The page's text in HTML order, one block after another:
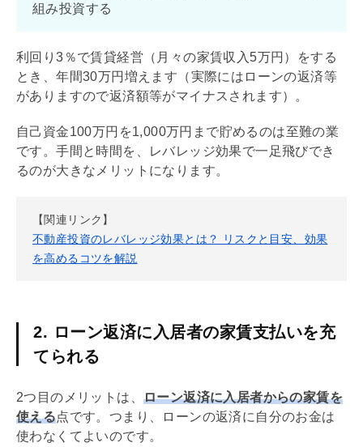
組み投資する
利回り3％で賃貸経営（月々の家賃収入5万円）をする
とき、年間30万円増えます（実際にはローンの返済等
がありますので返済額等がマイナスされます）。
自己資金100万円を1,000万円まで貯めるのは至難の業
です。手間と時間を、
レバレッジ効果で一足飛びでき
るのが大きなメリットになります。
【関連リンク】
不動産投資のレバレッジ効果とは？ リスクと目安、効果
を高めるコツを解説
2. ローン返済に入居者の家賃支払いを充
てられる
2つ目のメリットは、 ローン返済に入居者からの家賃を
使える点です。つまり、ローンの返済に自分のお金は
使わなくてよいのです。